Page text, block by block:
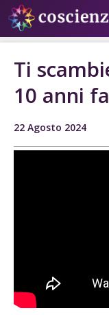
Ti
10 anni
22 Agosto 2024